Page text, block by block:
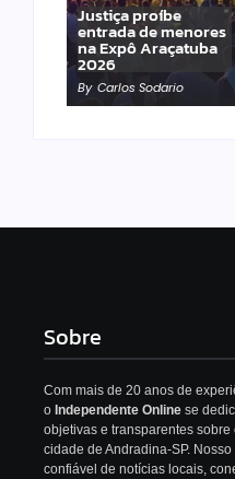
Justiça proíbe
entrada de menores
na Expô Araçatuba
2026
By Carlos Sodario
Sobre
Com mais de 20 anos de
o Independente Online se
objetivas e transparentes
cidade de Andradina-SP.
confiável de notícias locais,